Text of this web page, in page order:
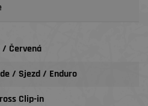
/ Červená
/ Sjezd / Enduro
Clip-in